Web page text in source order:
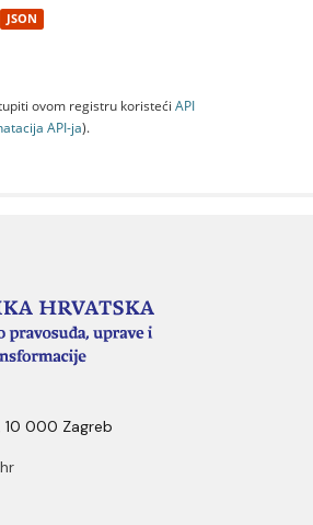
JSON
ovom registru koristeći API
API-jа).